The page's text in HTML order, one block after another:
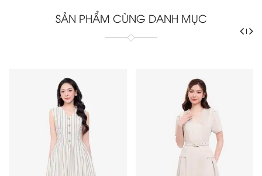
SẢN PHẨM CÙNG DANH MỤC